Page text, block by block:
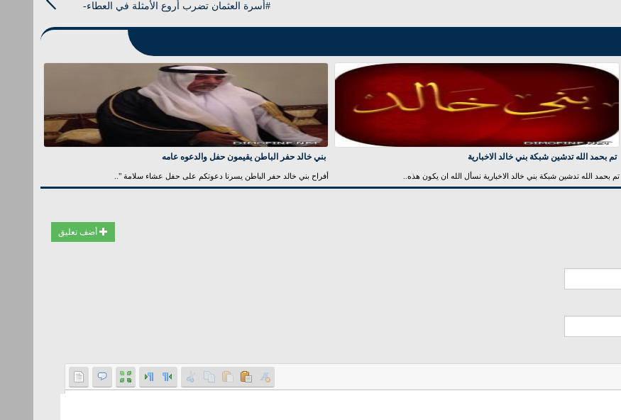
#أسرة العثمان تضرب أروع الأمثلة في العطاء-
تم بحمد الله تدشين شبكة بني خالد الاخبارية
تم بحمد الله تدشين شبكة بني خالد الاخبارية نسأل الله ان يكون هذه..
بني خالد حفر الباطن يقيمون حفل والدعوه عامه
أفراح بني خالد حفر الباطن يسرنا دعوتكم على حفل عشاء سلامة "..
أضف تعليق